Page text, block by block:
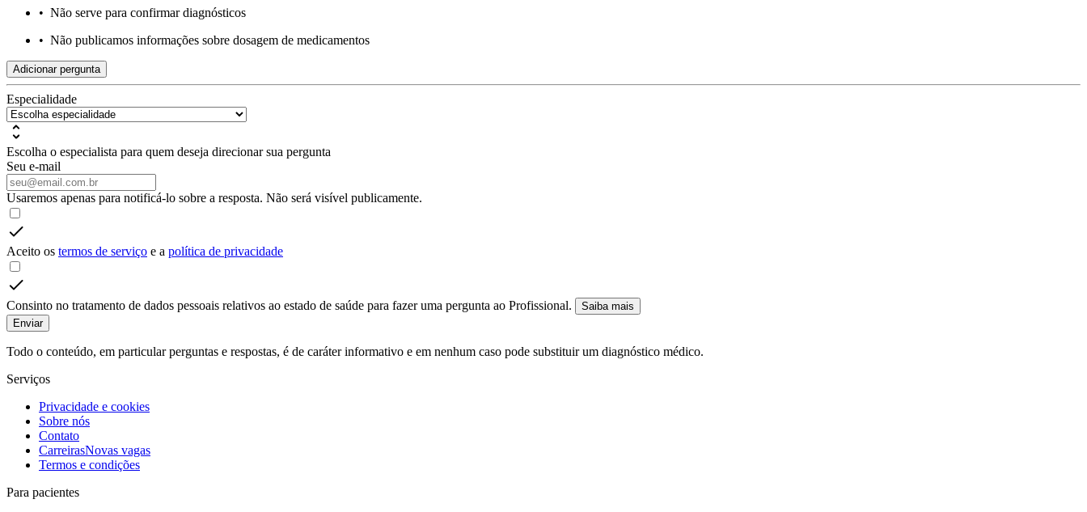
• Não serve para confirmar diagnósticos
• Não publicamos informações sobre dosagem de medicamentos
Adicionar pergunta
Especialidade
Escolha o especialista para quem deseja direcionar sua pergunta
Seu e-mail
Usaremos apenas para notificá-lo sobre a resposta. Não será visível publicamente.
Aceito os termos de serviço e a política de privacidade
Consinto no tratamento de dados pessoais relativos ao estado de saúde para fazer uma pergunta ao Profissional.
Saiba mais
Enviar
Todo o conteúdo, em particular perguntas e respostas, é de caráter informativo e em nenhum caso pode substituir um diagnóstico médico.
Serviços
Privacidade e cookies
Sobre nós
Contato
CarreirasNovas vagas
Termos e condições
Para pacientes